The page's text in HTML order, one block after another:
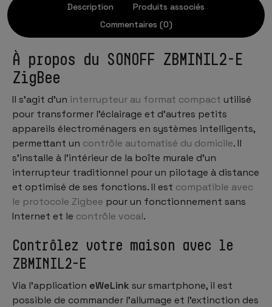
Description
Produits associés
Commentaires (0)
À propos du SONOFF ZBMINIL2-E
ZigBee
Il s’agit d’un interrupteur au format compact utilisé
pour transformer l’éclairage et d’autres petits
appareils électroménagers en systèmes intelligents,
permettant un contrôle automatisé du domicile. Il
s’installe à l’intérieur de la boîte murale d’un
interrupteur traditionnel pour un pilotage à distance
et optimisé de ses fonctions. Il est compatible avec
le protocole Zigbee pour un fonctionnement sans
Internet et le contrôle vocal.
Contrôlez votre maison avec le
ZBMINIL2-E
Via l’application eWeLink sur smartphone, il est
possible de commander l’allumage et l’extinction des